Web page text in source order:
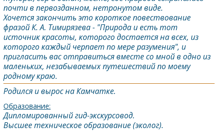
почти в первозданном, нетронутом виде.
Хочется закончить это короткое повествование
фразой К. А. Тимирязева - "Природа и есть тот
источник красоты, которого достается на всех, из
которого каждый черпает по мере разумения", и
пригласить вас отправиться вместе со мной в одно из
маленьких, незабываемых путешествий по моему
родному краю.
Родился и вырос на Камчатке.
Образование:
Дипломированный гид-экскурсовод.
Высшее техническое образование (эколог).